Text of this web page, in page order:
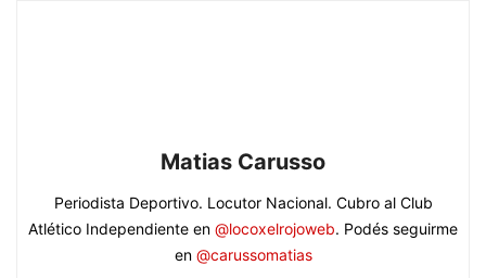
Matias Carusso
Periodista Deportivo. Locutor Nacional. Cubro al Club
Atlético Independiente en @locoxelrojoweb. Podés seguirme
en @carussomatias